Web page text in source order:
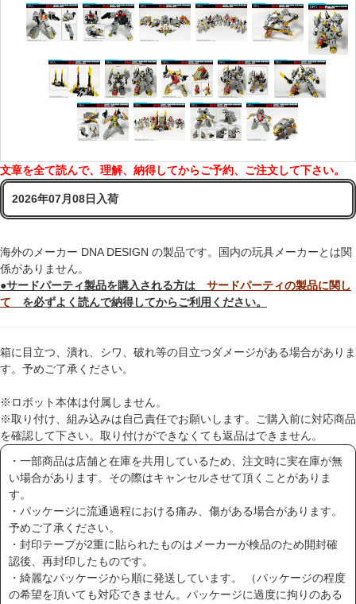
文章を全て読んで、理解、納得してからご予約、ご注文して下さい。
2026年07月08日入荷
海外のメーカー DNA DESIGN の製品です。国内の玩具メーカーとは関
係がありません。
●サードパーティ製品を購入される方は サードパーティの製品に関し
て を必ずよく読んで納得してからご利用ください。
箱に目立つ、潰れ、シワ、破れ等の目立つダメージがある場合がありま
す。予めご了承ください。
※ロボット本体は付属しません。
※取り付け、組み込みは自己責任でお願いします。ご購入前に対応商品
を確認して下さい。取り付けができなくても返品はできません。
・一部商品は店舗と在庫を共用しているため、注文時に実在庫が無
い場合があります。その際はキャンセルさせて頂くことがありま
す。
・パッケージに流通過程における痛み、傷がある場合があります。
予めご了承ください。
・封印テープが2重に貼られたものはメーカーが検品のため開封確
認後、再封印したものです。
・綺麗なパッケージから順に発送しています。 （パッケージの程度
の希望を頂いても対応できません。パッケージに過度に拘りのある